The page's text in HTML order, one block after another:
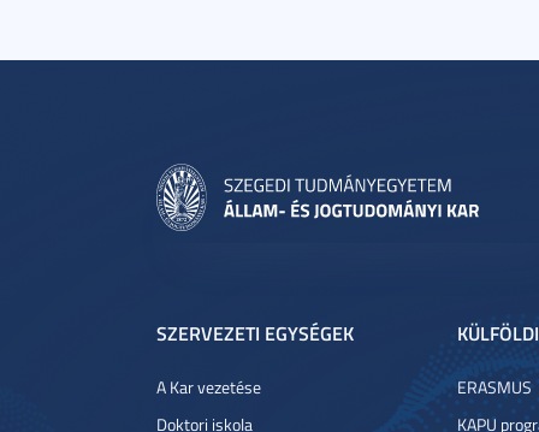
SZERVEZETI EGYSÉGEK
A Kar vezetése
Doktori iskola
ERASMUS
KAPU